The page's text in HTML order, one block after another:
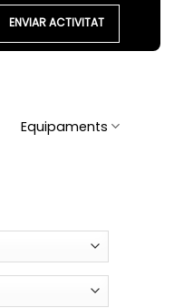
ENVIAR ACTIVITAT
Equipaments